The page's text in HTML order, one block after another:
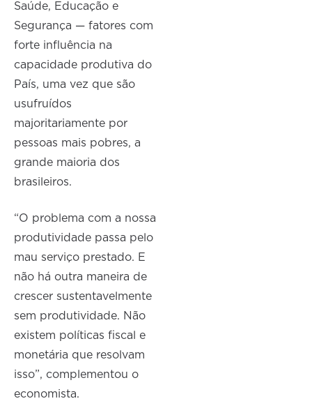
Saúde, Educação e
Segurança — fatores com
forte influência na
capacidade produtiva do
País, uma vez que são
usufruídos
majoritariamente por
pessoas mais pobres, a
grande maioria dos
brasileiros.
“O problema com a nossa
produtividade passa pelo
mau serviço prestado. E
não há outra maneira de
crescer sustentavelmente
sem produtividade. Não
existem políticas fiscal e
monetária que resolvam
isso”, complementou o
economista.